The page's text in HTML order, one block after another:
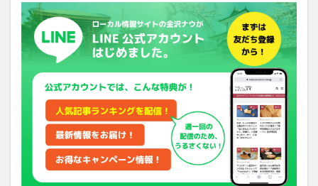
アル
系バ
ンド
が集
莎奈
身の